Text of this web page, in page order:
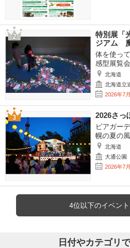
特別展「
ジアム
体を使っ
感型展覧会
北海道
北海道立
2026年7
2026さっ
ビアガー
幌の夏の
北海道
大通公園
2026年7
4位以下のイベン
日付やカテゴリ